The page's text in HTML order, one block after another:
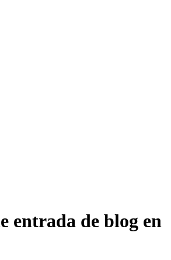
entrada de blog en